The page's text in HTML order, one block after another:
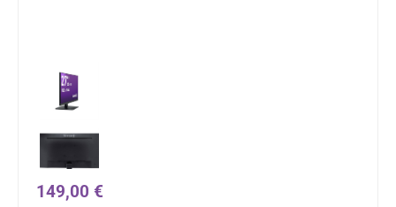
Regulärer Preis:
149,00 €